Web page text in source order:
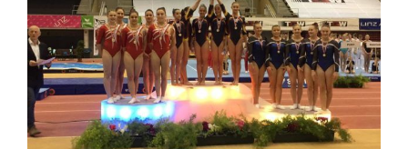
BLOG
EMPRESES
CONTACTE